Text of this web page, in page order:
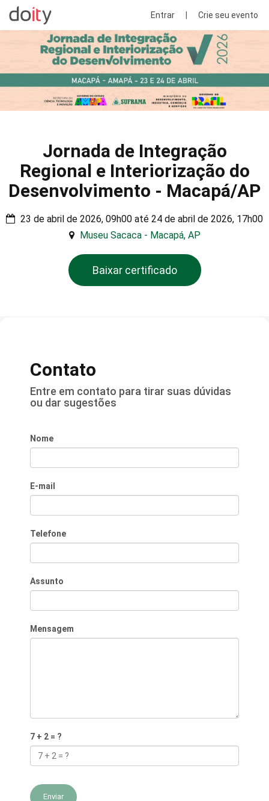
Entrar Crie seu evento
Jornada de Integração
Regional e Interiorização do
Desenvolvimento - Macapá/AP
23 de abril de 2026, 09h00 até 24 de abril de 2026, 17h00
Museu Sacaca - Macapá, AP
Baixar certificado
Contato
Entre em contato para tirar suas dúvidas
ou dar sugestões
Nome
E-mail
Telefone
Assunto
Mensagem
7 + 2 = ?
Enviar